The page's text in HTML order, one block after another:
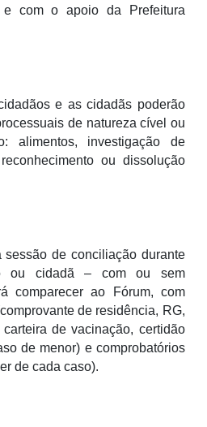
e com o apoio da Prefeitura
e as cidadãs poderão
de natureza cível ou
alimentos, investigação de
ou dissolução
sessão de conciliação durante
ou cidadã – com ou sem
comparecer ao Fórum, com
de residência, RG,
de vacinação, certidão
de menor) e comprobatórios
de cada caso).